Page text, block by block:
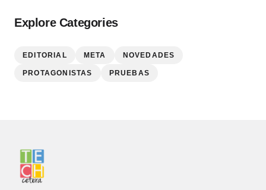
Explore Categories
EDITORIAL META NOVEDADES
PROTAGONISTAS PRUEBAS